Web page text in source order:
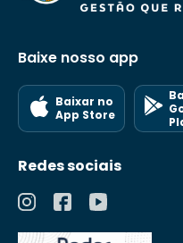
Baixe nosso app
Baixar no
App Store
Redes sociais